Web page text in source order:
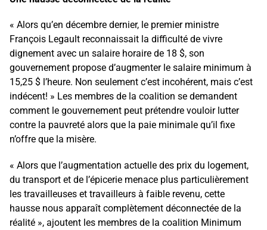
« Alors qu’en décembre dernier, le premier ministre
François Legault reconnaissait la difficulté de vivre
dignement avec un salaire horaire de 18 $, son
gouvernement propose d’augmenter le salaire minimum à
15,25 $ l’heure. Non seulement c’est incohérent, mais c’est
indécent! » Les membres de la coalition se demandent
comment le gouvernement peut prétendre vouloir lutter
contre la pauvreté alors que la paie minimale qu’il fixe
n’offre que la misère.
« Alors que l’augmentation actuelle des prix du logement,
du transport et de l’épicerie menace plus particulièrement
les travailleuses et travailleurs à faible revenu, cette
hausse nous apparaît complètement déconnectée de la
réalité », ajoutent les membres de la coalition Minimum